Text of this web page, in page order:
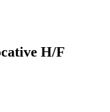
H/F